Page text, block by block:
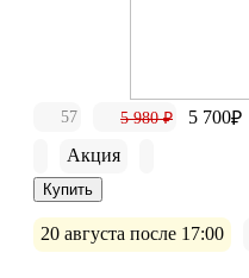
57 5 980 ₽ 5 700₽
Акция
20 августа после 17:00